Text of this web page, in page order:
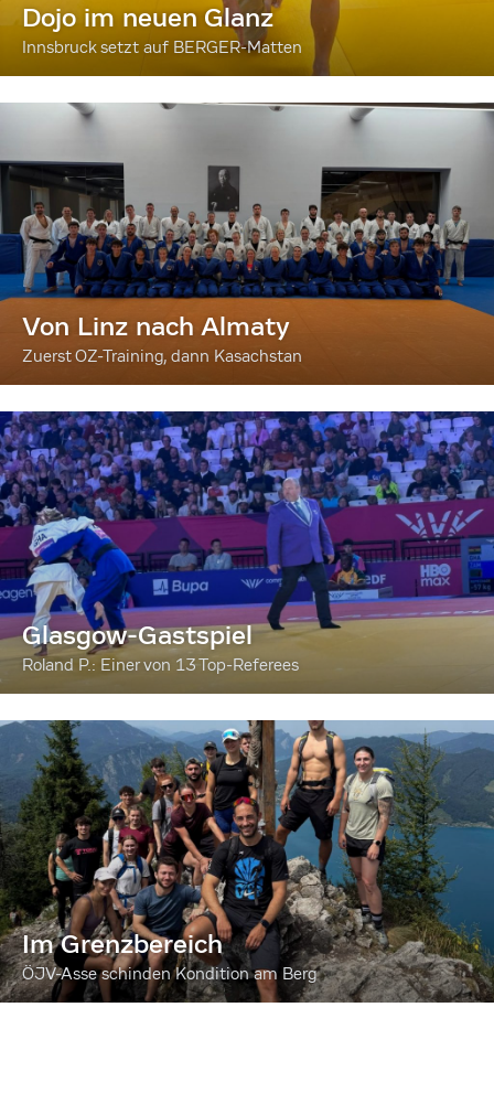
Dojo im neuen Glanz
Innsbruck setzt auf BERGER-Matten
Von Linz nach Almaty
Zuerst OZ-Training, dann Kasachstan
Glasgow-Gastspiel
Roland P.: Einer von 13 Top-Referees
Im Grenzbereich
ÖJV-Asse schinden Kondition am Berg